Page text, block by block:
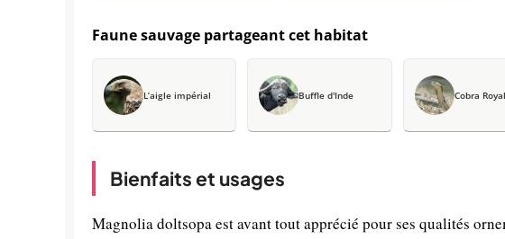
Faune sauvage partageant cet habitat
L’aigle impérial Buffle d'Inde Cobra Royal
Bienfaits et usages
Magnolia doltsopa est avant tout apprécié pour ses qualités